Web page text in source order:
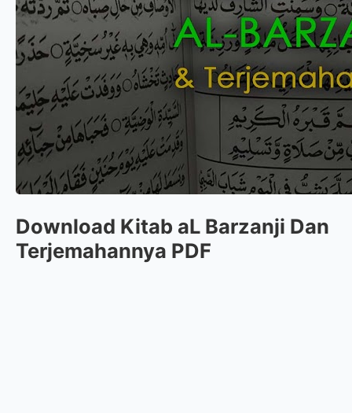
Download Kitab aL Barzanji Dan
Terjemahannya PDF